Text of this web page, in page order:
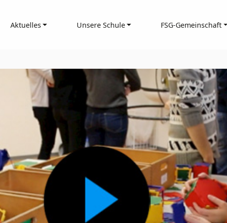
Aktuelles Unsere Schule FSG-Gemeinschaft